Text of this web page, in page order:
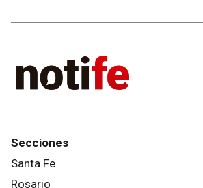
Secciones
Santa Fe
Rosario